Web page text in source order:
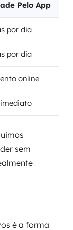
Pelo App
por dia
por dia
online
imediato
sem
é a forma